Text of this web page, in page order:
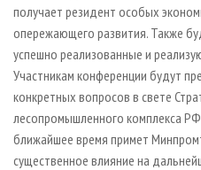
получает резидент особых
опережающего развития. Также
успешно реализованные и
Участникам конференции будут
конкретных вопросов в свете
лесопромышленного комплекса
ближайшее время примет
существенное влияние на